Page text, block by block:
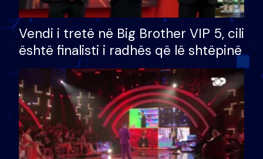
Vendi i tretë në Big Brother VIP 5, cili
është finalisti i radhës që lë shtëpinë